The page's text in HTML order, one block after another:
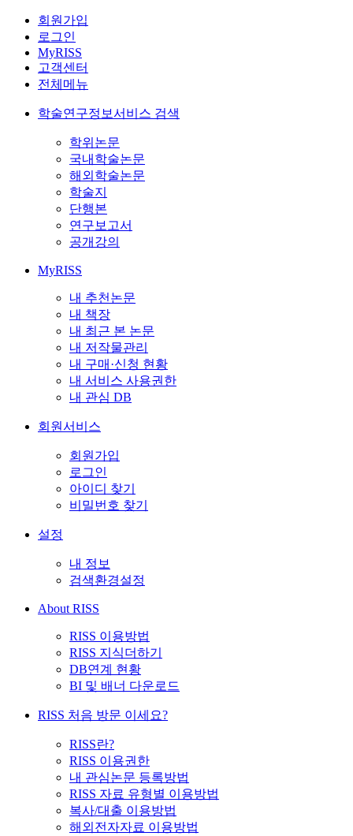
회원가입
로그인
MyRISS
고객센터
전체메뉴
학술연구정보서비스 검색
학위논문
국내학술논문
해외학술논문
학술지
단행본
연구보고서
공개강의
MyRISS
내 추천논문
내 책장
내 최근 본 논문
내 저작물관리
내 구매·신청 현황
내 서비스 사용권한
내 관심 DB
회원서비스
회원가입
로그인
아이디 찾기
비밀번호 찾기
설정
내 정보
검색환경설정
About RISS
RISS 이용방법
RISS 지식더하기
DB연계 현황
BI 및 배너 다운로드
RISS 처음 방문 이세요?
RISS란?
RISS 이용권한
내 관심논문 등록방법
RISS 자료 유형별 이용방법
복사/대출 이용방법
해외전자자료 이용방법